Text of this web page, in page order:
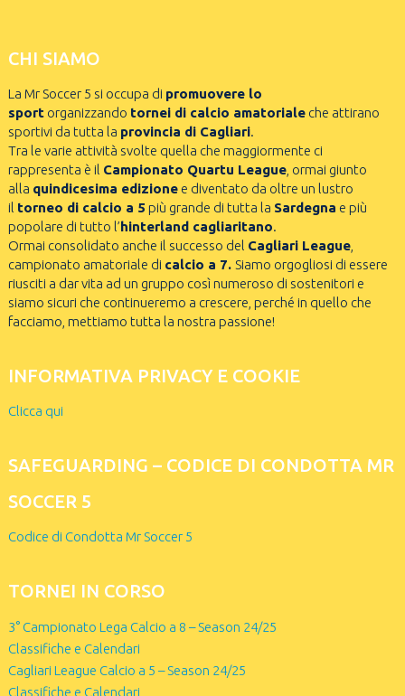
CHI SIAMO
La Mr Soccer 5 si occupa di promuovere lo
sportorganizzando tornei di calcio amatorialeche attirano
sportivi da tutta la provincia di Cagliari.
Tra le varie attività svolte quella che maggiormente ci
rappresenta è il Campionato Quartu League, ormai giunto
alla quindicesima edizionee diventato da oltre un lustro
il torneo di calcio a 5 più grande di tutta la Sardegna e più
popolare di tutto l’hinterland cagliaritano.
Ormai consolidato anche il successo del Cagliari League,
campionato amatoriale di calcio a 7. Siamo orgogliosi di essere
riusciti a dar vita ad un gruppo così numeroso di sostenitori e
siamo sicuri che continueremo a crescere, perché in quello che
facciamo, mettiamo tutta la nostra passione!
INFORMATIVA PRIVACY E COOKIE
Clicca qui
SAFEGUARDING – CODICE DI CONDOTTA MR
SOCCER 5
Codice di Condotta Mr Soccer 5
TORNEI IN CORSO
3° Campionato Lega Calcio a 8 – Season 24/25
Classifiche e Calendari
Cagliari League Calcio a 5 – Season 24/25
Classifiche e Calendari